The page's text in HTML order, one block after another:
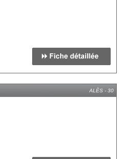
ALÈS - 30